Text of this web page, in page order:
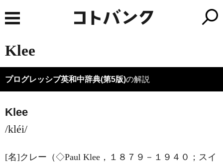
Klee
プログレッシブ英和中辞典(第5版)の解説
Klee
/kléi/
[名]クレー（◇Paul Klee ，１８７９－１９４０；スイ